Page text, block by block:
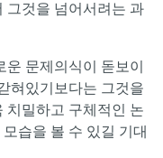
그것을 넘어서려는 과
문제의식이 돋보이
혀있기보다는 그것을
치밀하고 구체적인 논
습을 볼 수 있길 기대